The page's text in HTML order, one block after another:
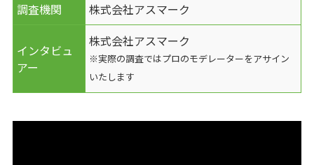
調査機関
株式会社アスマーク
インタビュ
アー
株式会社アスマーク
※実際の調査ではプロのモデレーターをアサイン
いたします